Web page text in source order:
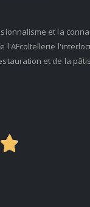
et la
l'AFcoltellerie
et de la